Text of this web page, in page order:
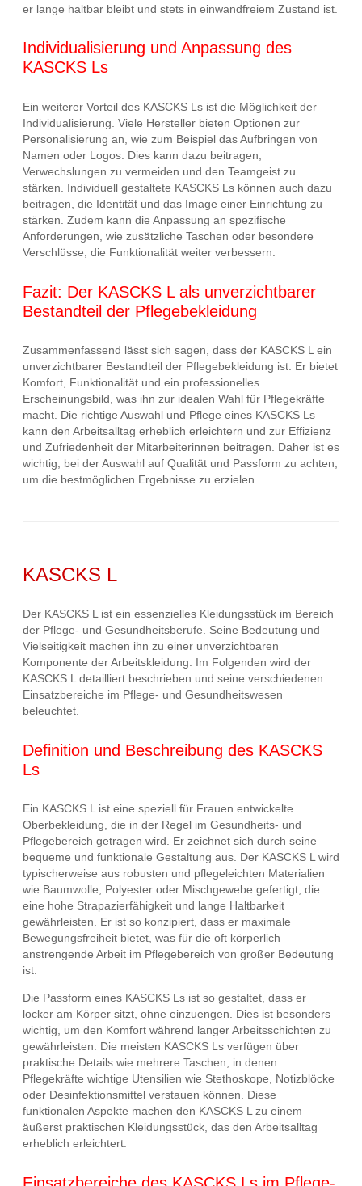
er lange haltbar bleibt und stets in einwandfreiem Zustand ist.
Individualisierung und Anpassung des
KASCKS Ls
Ein weiterer Vorteil des KASCKS Ls ist die Möglichkeit der
Individualisierung. Viele Hersteller bieten Optionen zur
Personalisierung an, wie zum Beispiel das Aufbringen von
Namen oder Logos. Dies kann dazu beitragen,
Verwechslungen zu vermeiden und den Teamgeist zu
stärken. Individuell gestaltete KASCKS Ls können auch dazu
beitragen, die Identität und das Image einer Einrichtung zu
stärken. Zudem kann die Anpassung an spezifische
Anforderungen, wie zusätzliche Taschen oder besondere
Verschlüsse, die Funktionalität weiter verbessern.
Fazit: Der KASCKS L als unverzichtbarer
Bestandteil der Pflegebekleidung
Zusammenfassend lässt sich sagen, dass der KASCKS L ein
unverzichtbarer Bestandteil der Pflegebekleidung ist. Er bietet
Komfort, Funktionalität und ein professionelles
Erscheinungsbild, was ihn zur idealen Wahl für Pflegekräfte
macht. Die richtige Auswahl und Pflege eines KASCKS Ls
kann den Arbeitsalltag erheblich erleichtern und zur Effizienz
und Zufriedenheit der Mitarbeiterinnen beitragen. Daher ist es
wichtig, bei der Auswahl auf Qualität und Passform zu achten,
um die bestmöglichen Ergebnisse zu erzielen.
KASCKS L
Der KASCKS L ist ein essenzielles Kleidungsstück im Bereich
der Pflege- und Gesundheitsberufe. Seine Bedeutung und
Vielseitigkeit machen ihn zu einer unverzichtbaren
Komponente der Arbeitskleidung. Im Folgenden wird der
KASCKS L detailliert beschrieben und seine verschiedenen
Einsatzbereiche im Pflege- und Gesundheitswesen
beleuchtet.
Definition und Beschreibung des KASCKS
Ls
Ein KASCKS L ist eine speziell für Frauen entwickelte
Oberbekleidung, die in der Regel im Gesundheits- und
Pflegebereich getragen wird. Er zeichnet sich durch seine
bequeme und funktionale Gestaltung aus. Der KASCKS L wird
typischerweise aus robusten und pflegeleichten Materialien
wie Baumwolle, Polyester oder Mischgewebe gefertigt, die
eine hohe Strapazierfähigkeit und lange Haltbarkeit
gewährleisten. Er ist so konzipiert, dass er maximale
Bewegungsfreiheit bietet, was für die oft körperlich
anstrengende Arbeit im Pflegebereich von großer Bedeutung
ist.
Die Passform eines KASCKS Ls ist so gestaltet, dass er
locker am Körper sitzt, ohne einzuengen. Dies ist besonders
wichtig, um den Komfort während langer Arbeitsschichten zu
gewährleisten. Die meisten KASCKS Ls verfügen über
praktische Details wie mehrere Taschen, in denen
Pflegekräfte wichtige Utensilien wie Stethoskope, Notizblöcke
oder Desinfektionsmittel verstauen können. Diese
funktionalen Aspekte machen den KASCKS L zu einem
äußerst praktischen Kleidungsstück, das den Arbeitsalltag
erheblich erleichtert.